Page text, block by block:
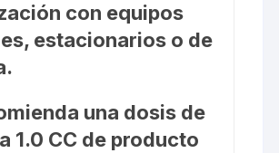
con equipos
estacionarios o de
una dosis de
1.0 CC de producto